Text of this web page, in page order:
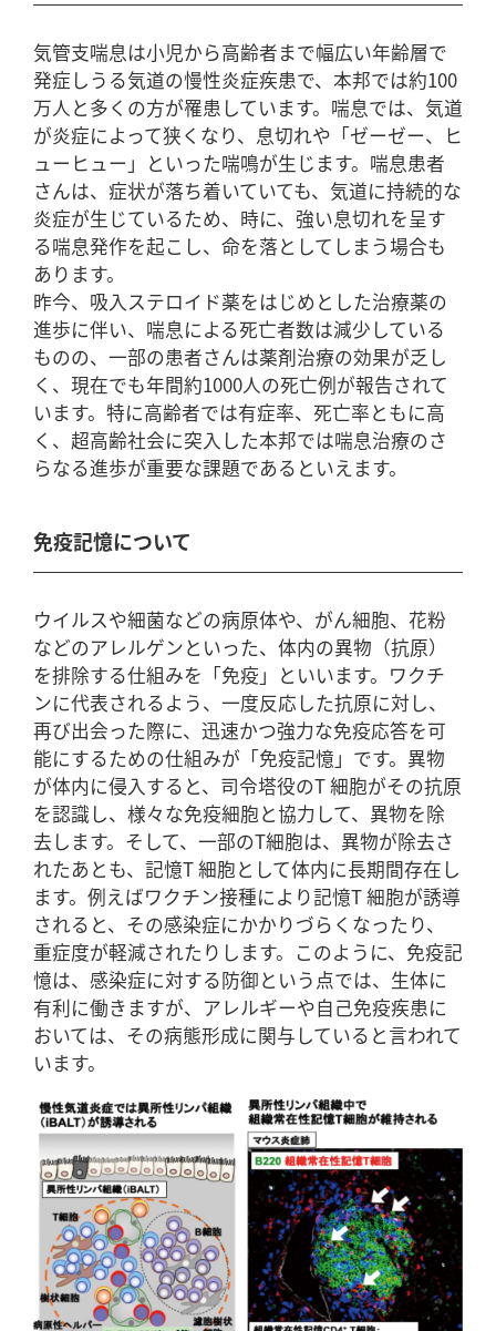
気管支喘息は小児から高齢者まで幅広い年齢層で
発症しうる気道の慢性炎症疾患で、本邦では約100
万人と多くの方が罹患しています。喘息では、気道
が炎症によって狭くなり、息切れや「ゼーゼー、ヒ
ューヒュー」といった喘鳴が生じます。喘息患者
さんは、症状が落ち着いていても、気道に持続的な
炎症が生じているため、時に、強い息切れを呈す
る喘息発作を起こし、命を落としてしまう場合も
あります。
昨今、吸入ステロイド薬をはじめとした治療薬の
進歩に伴い、喘息による死亡者数は減少している
ものの、一部の患者さんは薬剤治療の効果が乏し
く、現在でも年間約1000人の死亡例が報告されて
います。特に高齢者では有症率、死亡率ともに高
く、超高齢社会に突入した本邦では喘息治療のさ
らなる進歩が重要な課題であるといえます。
免疫記憶について
ウイルスや細菌などの病原体や、がん細胞、花粉
などのアレルゲンといった、体内の異物（抗原）
を排除する仕組みを「免疫」といいます。ワクチ
ンに代表されるよう、一度反応した抗原に対し、
再び出会った際に、迅速かつ強力な免疫応答を可
能にするための仕組みが「免疫記憶」です。異物
が体内に侵入すると、司令塔役のT 細胞がその抗原
を認識し、様々な免疫細胞と協力して、異物を除
去します。そして、一部のT細胞は、異物が除去さ
れたあとも、記憶T 細胞として体内に長期間存在し
ます。例えばワクチン接種により記憶T 細胞が誘導
されると、その感染症にかかりづらくなったり、
重症度が軽減されたりします。このように、免疫記
憶は、感染症に対する防御という点では、生体に
有利に働きますが、アレルギーや自己免疫疾患に
おいては、その病態形成に関与していると言われて
います。